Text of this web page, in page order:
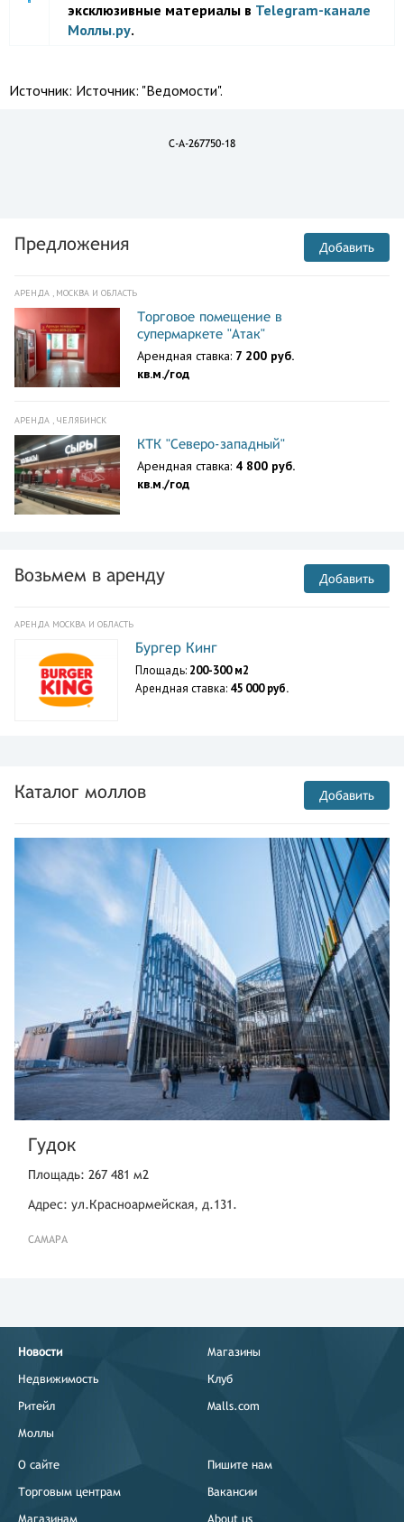
эксклюзивные материалы в Telegram-канале
Моллы.ру.
Источник: Источник: "Ведомости".
C-A-267750-18
Предложения Добавить
АРЕНДА , МОСКВА И ОБЛАСТЬ
Торговое помещение в
супермаркете "Атак"
Арендная ставка: 7 200 руб.
кв.м./год
АРЕНДА , ЧЕЛЯБИНСК
КТК "Северо-западный"
Арендная ставка: 4 800 руб.
кв.м./год
Возьмем в аренду Добавить
АРЕНДА МОСКВА И ОБЛАСТЬ
Бургер Кинг
Площадь: 200-300 м2
Арендная ставка: 45 000 руб.
Каталог моллов Добавить
Гудок
Площадь: 267 481 м2
Адрес: ул.Красноармейская, д.131.
САМАРА
Новости
Недвижимость
Ритейл
Моллы
Магазины
Клуб
Malls.com
О сайте
Торговым центрам
Магазинам
Пишите нам
Вакансии
About us